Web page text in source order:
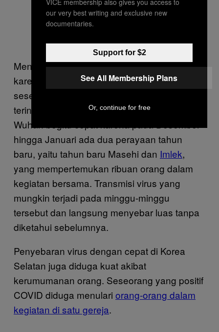
Menghindari kerumunan ini sangat penting
karena kita tidak pernah tahu apakah
seseorang yang datang ke suatu kerumunan
terinfeksi atau tidak. Penyebaran virus di
Wuhan begitu cepat karena pada Desember
hingga Januari ada dua perayaan tahun
baru, yaitu tahun baru Masehi dan Imlek,
yang mempertemukan ribuan orang dalam
kegiatan bersama. Transmisi virus yang
mungkin terjadi pada minggu-minggu
tersebut dan langsung menyebar luas tanpa
diketahui sebelumnya.
Penyebaran virus dengan cepat di Korea
Selatan juga diduga kuat akibat
kerumumanan orang. Seseorang yang positif
COVID diduga menulari orang-orang dalam
kegiatan di satu gereja.
our very best writing and exclusive new
documentaries.
Support for $2
See All Membership Plans
Or, continue for free